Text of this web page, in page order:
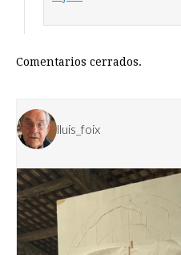
Comentarios cerrados.
lluis_foix